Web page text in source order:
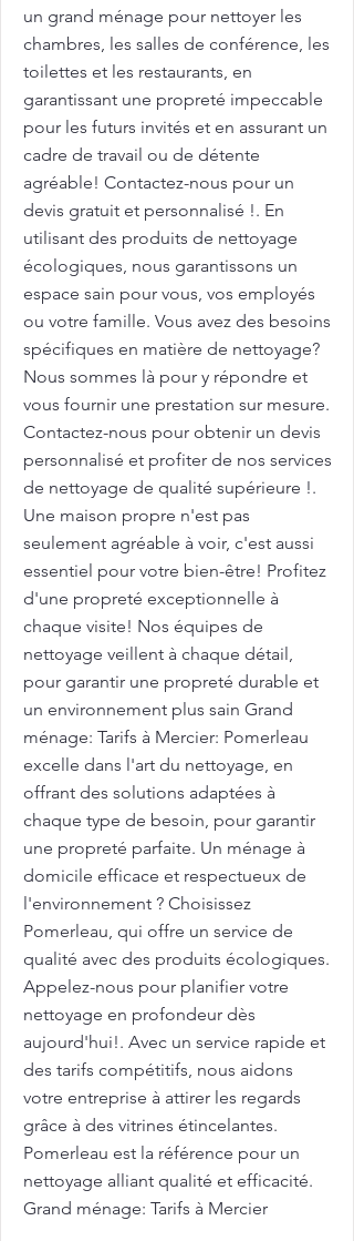
un grand ménage pour nettoyer les
chambres, les salles de conférence, les
toilettes et les restaurants, en
garantissant une propreté impeccable
pour les futurs invités et en assurant un
cadre de travail ou de détente
agréable! Contactez-nous pour un
devis gratuit et personnalisé !. En
utilisant des produits de nettoyage
écologiques, nous garantissons un
espace sain pour vous, vos employés
ou votre famille. Vous avez des besoins
spécifiques en matière de nettoyage?
Nous sommes là pour y répondre et
vous fournir une prestation sur mesure.
Contactez-nous pour obtenir un devis
personnalisé et profiter de nos services
de nettoyage de qualité supérieure !.
Une maison propre n'est pas
seulement agréable à voir, c'est aussi
essentiel pour votre bien-être! Profitez
d'une propreté exceptionnelle à
chaque visite! Nos équipes de
nettoyage veillent à chaque détail,
pour garantir une propreté durable et
un environnement plus sain Grand
ménage: Tarifs à Mercier: Pomerleau
excelle dans l'art du nettoyage, en
offrant des solutions adaptées à
chaque type de besoin, pour garantir
une propreté parfaite. Un ménage à
domicile efficace et respectueux de
l'environnement ? Choisissez
Pomerleau, qui offre un service de
qualité avec des produits écologiques.
Appelez-nous pour planifier votre
nettoyage en profondeur dès
aujourd'hui!. Avec un service rapide et
des tarifs compétitifs, nous aidons
votre entreprise à attirer les regards
grâce à des vitrines étincelantes.
Pomerleau est la référence pour un
nettoyage alliant qualité et efficacité.
Grand ménage: Tarifs à Mercier